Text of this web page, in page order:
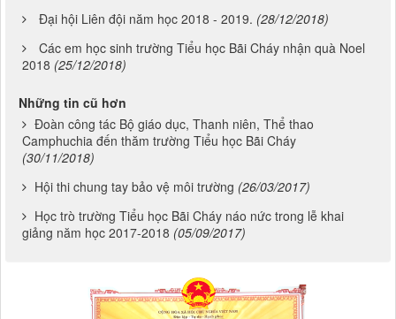
Đại hội Liên đội năm học 2018 - 2019. (28/12/2018)
Các em học sinh trường Tiểu học Bãi Cháy nhận quà Noel
2018 (25/12/2018)
Những tin cũ hơn
Đoàn công tác Bộ giáo dục, Thanh niên, Thể thao
Camphuchia đến thăm trường Tiểu học Bãi Cháy
(30/11/2018)
Hội thi chung tay bảo vệ môi trường (26/03/2017)
Học trò trường Tiểu học Bãi Cháy náo nức trong lễ khai
giảng năm học 2017-2018 (05/09/2017)